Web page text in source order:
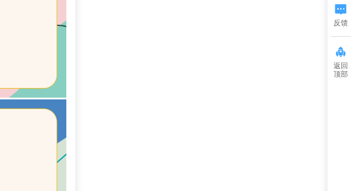
反馈
返回
顶部